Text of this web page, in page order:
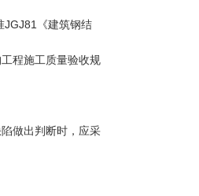
JGJ81《建筑钢结
程施工质量验收规
做出判断时，应采